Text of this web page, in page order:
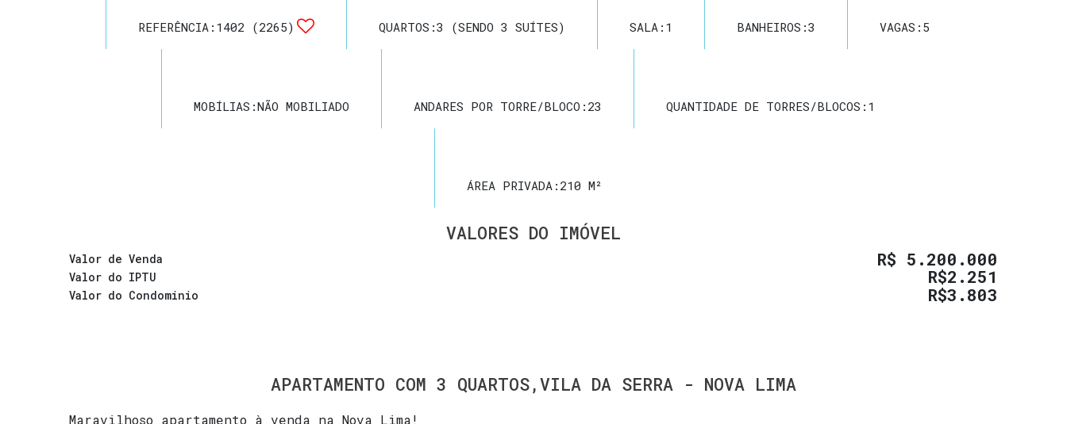
REFERÊNCIA: 1402 (2265) QUARTOS:3 (SENDO 3 SUÍTES) SALA: 1 BANHEIROS:3 VAGAS: 5
MOBÍLIAS:NÃO MOBILIADO ANDARES POR TORRE/BLOCO: 23 QUANTIDADE DE TORRES/BLOCOS: 1
ÁREA PRIVADA: 210 M²
VALORES DO IMÓVEL
R$ 5.200.000
Valor de Venda
Valor do IPTU
R$2.251
Valor do Condominio R$3.803
APARTAMENTO COM 3 QUARTOS,VILA DA SERRA - NOVA LIMA
Maravilhoso apartamento à venda na Nova Lima!